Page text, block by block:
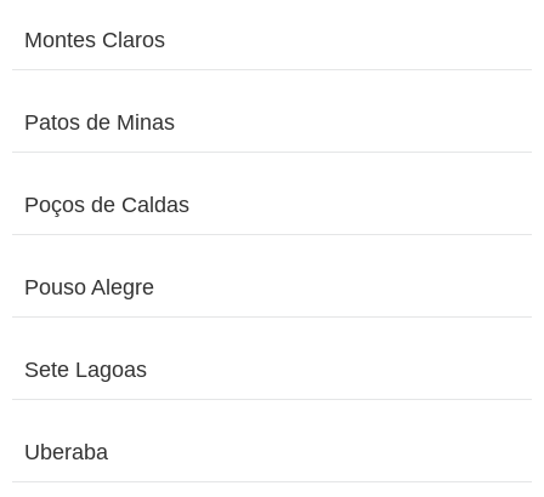
Montes Claros
Patos de Minas
Poços de Caldas
Pouso Alegre
Sete Lagoas
Uberaba